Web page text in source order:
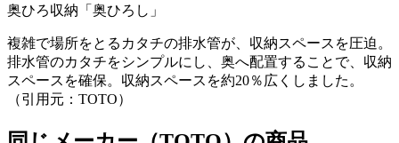
奥ひろ収納「奥ひろし」
複雑で場所をとるカタチの排水管が、収納スペースを圧迫。
排水管のカタチをシンプルにし、奥へ配置することで、収納
スペースを確保。収納スペースを約20％広くしました。
（引用元：TOTO）